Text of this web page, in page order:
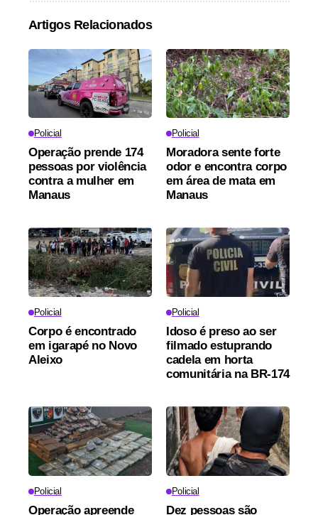
Artigos Relacionados
Policial
Operação prende 174
pessoas por violência
contra a mulher em
Manaus
Policial
Moradora sente forte
odor e encontra corpo
em área de mata em
Manaus
Policial
Corpo é encontrado
em igarapé no Novo
Aleixo
Policial
Idoso é preso ao ser
filmado estuprando
cadela em horta
comunitária na BR-174
Policial
Operação apreende
Policial
Dez pessoas são